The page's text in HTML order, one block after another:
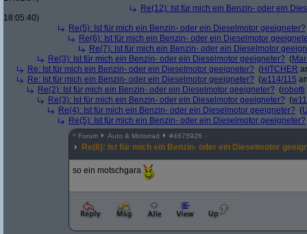
Re(12): Ist für mich ein Benzin- oder ein
18:05:40)
Re(5): Ist für mich ein Benzin- oder ein Dieselmotor geeigneter?
Re(6): Ist für mich ein Benzin- oder ein Dieselmotor
Re(7): Ist für mich ein Benzin- oder ein Dieselmotor
Re(3): Ist für mich ein Benzin- oder ein Dieselmotor geeigneter? (
Re: Ist für mich ein Benzin- oder ein Dieselmotor geeigneter? (HITCHER
Re: Ist für mich ein Benzin- oder ein Dieselmotor geeigneter? (w114/115
Re(2): Ist für mich ein Benzin- oder ein Dieselmotor geeigneter? (robotti
Re(3): Ist für mich ein Benzin- oder ein Dieselmotor geeigneter? (
Re(4): Ist für mich ein Benzin- oder ein Dieselmotor geeigneter? (
Re(5): Ist für mich ein Benzin- oder ein Dieselmotor geeigneter?
^ Forum Auto & Motorrad #4675926
Re(6): Ist für mich ein Benzin- oder ein Dieselmotor
so ein motschgara